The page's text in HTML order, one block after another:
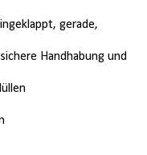
gerade,
Handhabung und